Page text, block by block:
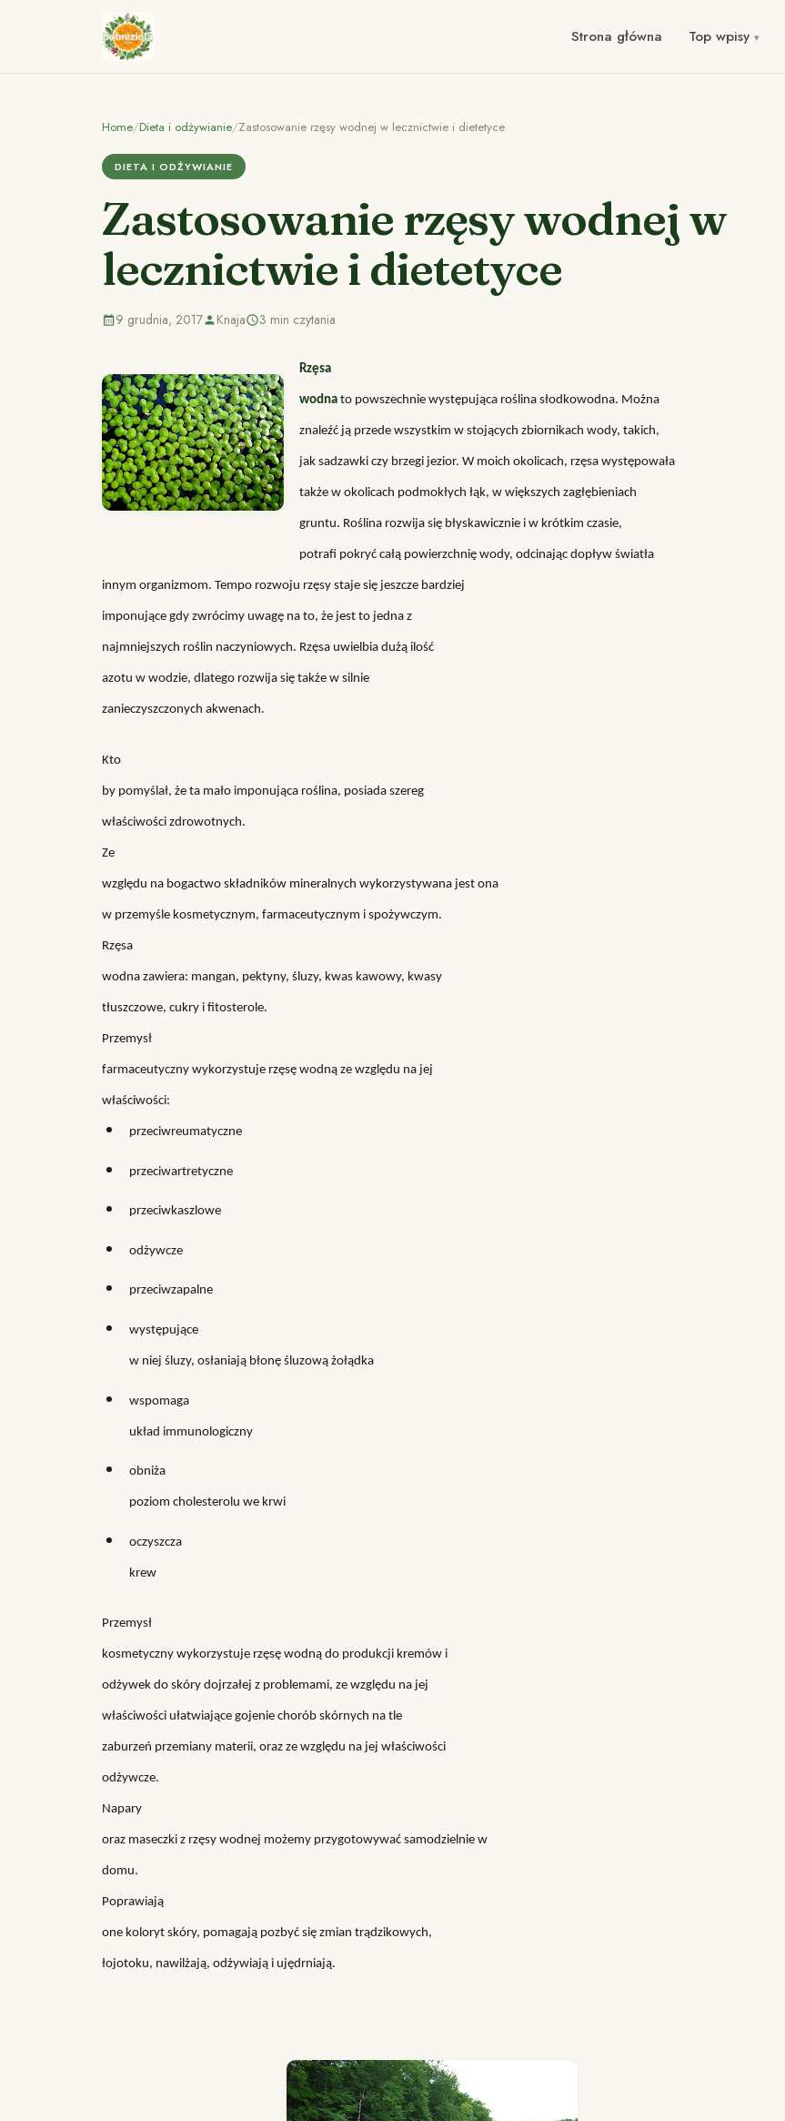
Strona główna Top wpisy
Home/Dieta i odżywianie/Zastosowanie rzęsy wodnej w lecznictwie i dietetyce
DIETA I ODŻYWIANIE
Zastosowanie rzęsy wodnej w
lecznictwie i dietetyce
9 grudnia, 2017 Knaja 3 min czytania
Rzęsa
wodna to powszechnie występująca roślina słodkowodna. Można
znaleźć ją przede wszystkim w stojących zbiornikach wody, takich,
jak sadzawki czy brzegi jezior. W moich okolicach, rzęsa występowała
także w okolicach podmokłych łąk, w większych zagłębieniach
gruntu. Roślina rozwija się błyskawicznie i w krótkim czasie,
potrafi pokryć całą powierzchnię wody, odcinając dopływ światła
innym organizmom. Tempo rozwoju rzęsy staje się jeszcze bardziej
imponujące gdy zwrócimy uwagę na to, że jest to jedna z
najmniejszych roślin naczyniowych. Rzęsa uwielbia dużą ilość
azotu w wodzie, dlatego rozwija się także w silnie
zanieczyszczonych akwenach.
Kto
by pomyślał, że ta mało imponująca roślina, posiada szereg
właściwości zdrowotnych.
Ze
względu na bogactwo składników mineralnych wykorzystywana jest ona
w przemyśle kosmetycznym, farmaceutycznym i spożywczym.
Rzęsa
wodna zawiera: mangan, pektyny, śluzy, kwas kawowy, kwasy
tłuszczowe, cukry i fitosterole.
Przemysł
farmaceutyczny wykorzystuje rzęsę wodną ze względu na jej
właściwości:
przeciwreumatyczne
przeciwartretyczne
przeciwkaszlowe
odżywcze
przeciwzapalne
występujące
w niej śluzy, osłaniają błonę śluzową żołądka
wspomaga
układ immunologiczny
obniża
poziom cholesterolu we krwi
oczyszcza
krew
Przemysł
kosmetyczny wykorzystuje rzęsę wodną do produkcji kremów i
odżywek do skóry dojrzałej z problemami, ze względu na jej
właściwości ułatwiające gojenie chorób skórnych na tle
zaburzeń przemiany materii, oraz ze względu na jej właściwości
odżywcze.
Napary
oraz maseczki z rzęsy wodnej możemy przygotowywać samodzielnie w
domu.
Poprawiają
one koloryt skóry, pomagają pozbyć się zmian trądzikowych,
łojotoku, nawilżają, odżywiają i ujędrniają.